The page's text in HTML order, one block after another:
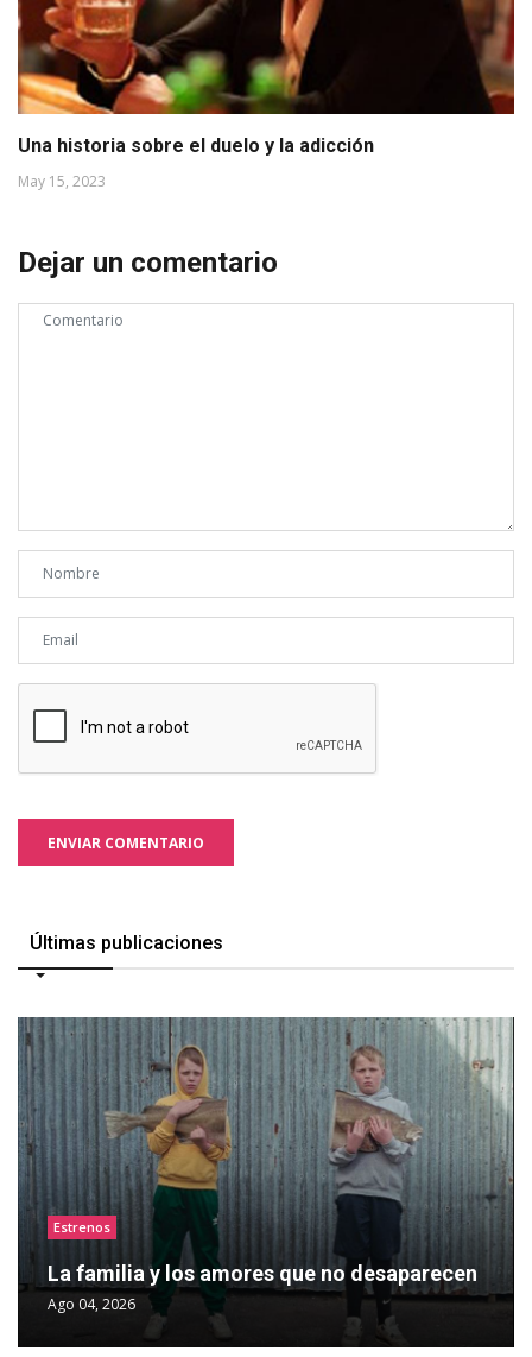
Una historia sobre el duelo y la adicción
May 15, 2023
Dejar un comentario
ENVIAR COMENTARIO
Últimas publicaciones
Estrenos
La familia y los amores que no desaparecen
Ago 04, 2026